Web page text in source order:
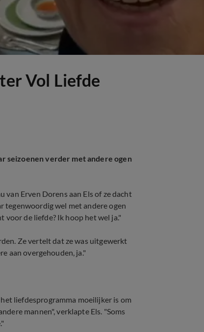
Vol Liefde
seizoenen verder met andere ogen
van Erven Dorens aan Els of ze dacht
tegenwoordig wel met andere ogen
voor de liefde? Ik hoop het wel ja."
Ze vertelt dat ze was uitgewerkt
aan overgehouden, ja."
liefdesprogramma moeilijker is om
mannen", verklapte Els. "Soms